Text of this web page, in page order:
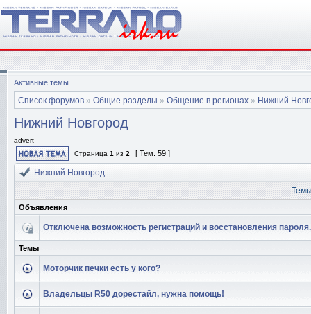
Активные темы
Список форумов » Общие разделы » Общение в регионах » Нижний
Нижний Новгород
advert
Страница 1 из 2 [ Тем: 59 ]
Нижний Новгород
Объявления
Отключена возможность регистраций и восстановления пароля.
Темы
Моторчик печки есть у кого?
Владельцы R50 дорестайл, нужна помощь!